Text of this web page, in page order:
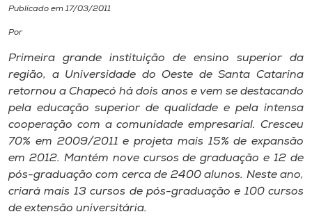
Cultura
CPA
Biblioteca
Editora
Rádio
Publicado em 17/03/2011
Por
Primeira grande instituição de ensino superior da
região, a Universidade do Oeste de Santa Catarina
retornou a Chapecó há dois anos e vem se destacando
pela educação superior de qualidade e pela intensa
cooperação com a comunidade empresarial. Cresceu
70% em 2009/2011 e projeta mais 15% de expansão
em 2012. Mantém nove cursos de graduação e 12 de
pós-graduação com cerca de 2400 alunos. Neste ano,
criará mais 13 cursos de pós-graduação e 100 cursos
de extensão universitária.